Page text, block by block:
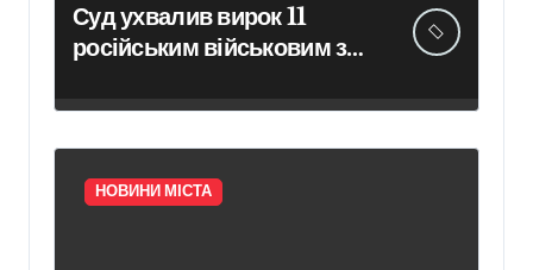
Суд ухвалив вирок 11
російським військовим за
на Київщині
НОВИНИ МІСТА